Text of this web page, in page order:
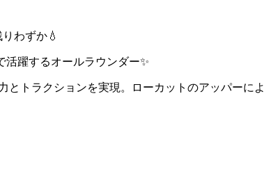
わずか💧‬
躍するオールラウンダー✨
トラクションを実現。ローカットのアッパーに